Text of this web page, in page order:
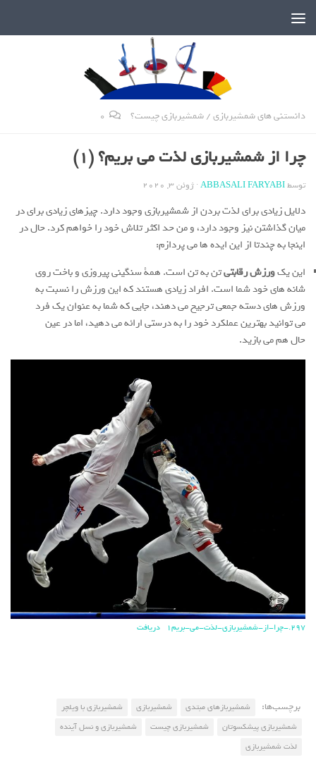
دانستنی های شمشیربازی/شمشیربازی چیست؟ 0
چرا از شمشیربازی لذت می بریم؟ (1)
توسطABBASALI FARYABI
· ژوئن 3, 2020
دلایل زیادی برای لذت بردن از شمشیربازی وجود دارد. چیزهای زیادی برای در
میان گذاشتن نیز وجود دارد، و من حد اکثر تلاش خود را خواهم کرد. حال در
اینجا به چندتا از این ایده ها می پردازم:
این یکورزش رقابتیتن به تن است. همة سنگینی پیروزی و باخت روی
شانه های خود شما است. افراد زیادی هستند که این ورزش را نسبت به
ورزش های دسته جمعی ترجیح می دهند، جایی که شما به عنوان یک فرد
می توانید بهترین عملکرد خود را به درستی ارائه می دهید، اما در عین
حال هم می بازید.
297.-چرا-از-شمشیربازی-لذت-می-بریم1 دریافت
برچسب‌ها: شمشیربازهای مبتدی شمشیربازی
شمشیربازی با ویلچر
شمشیربازی پیشکسوتان
شمشیربازی چیست
شمشیربازی و نسل آینده
لذت شمشیربازی